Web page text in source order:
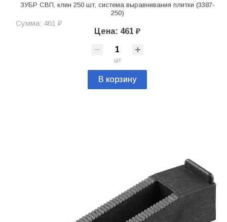
ЗУБР СВП, клин 250 шт, система выравнивания плитки (3387-
250)
Сумма: 461 ₽
Цена: 461 ₽
шт
В корзину